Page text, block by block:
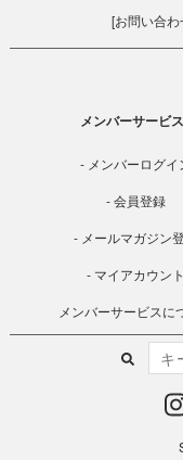
[お問い合
メンバーサービス
メンバーログイ
会員登録
メールマガジン
マイアカウント
メンバーサービスに